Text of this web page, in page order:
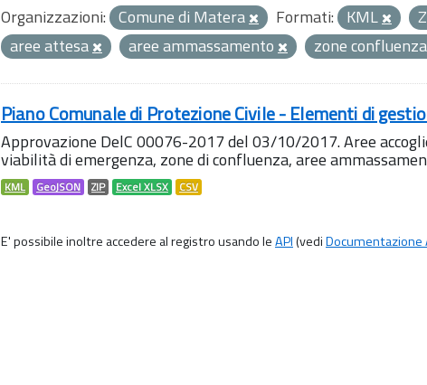
Organizzazioni: Comune di Matera Formati: KML
aree attesa
aree ammassamento zone confluenza
Piano Comunale di Protezione Civile - Elementi di
Approvazione DelC 00076-2017 del 03/10/2017. Aree
viabilità di emergenza, zone di confluenza, aree
KML GeoJSON ZIP Excel XLSX CSV
E' possibile inoltre accedere al registro usando leAPI(vediDocumentazione